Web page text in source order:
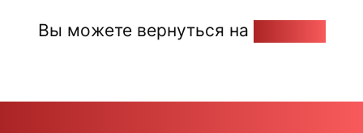
Вы можете вернуться на